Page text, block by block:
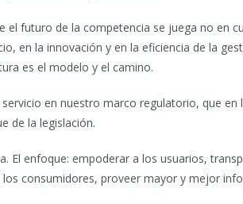
el futuro de la competencia se juega no en
en la innovación y en la eficiencia de la
es el modelo y el camino.
en nuestro marco regulatorio, que en
de la legislación.
El enfoque: empoderar a los usuarios,
consumidores, proveer mayor y mejor